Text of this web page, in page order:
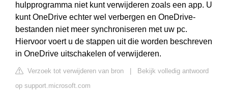
hulpprogramma niet kunt verwijderen zoals een app. U
kunt OneDrive echter wel verbergen en OneDrive-
bestanden niet meer synchroniseren met uw pc.
Hiervoor voert u de stappen uit die worden beschreven
in OneDrive uitschakelen of verwijderen.
Verzoek tot verwijderen van bron
Bekijk volledig antwoord
op support.microsoft.com